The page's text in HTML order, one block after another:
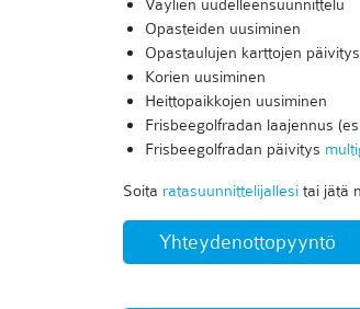
Väylien uudelleensuunnittelu
Opasteiden uusiminen
Opastaulujen karttojen päivitys
Korien uusiminen
Heittopaikkojen uusiminen
Frisbeegolfradan laajennus
Frisbeegolfradan päivitys
Soita ratasuunnittelijallesi tai jätä
Yhteydenottopyyntö